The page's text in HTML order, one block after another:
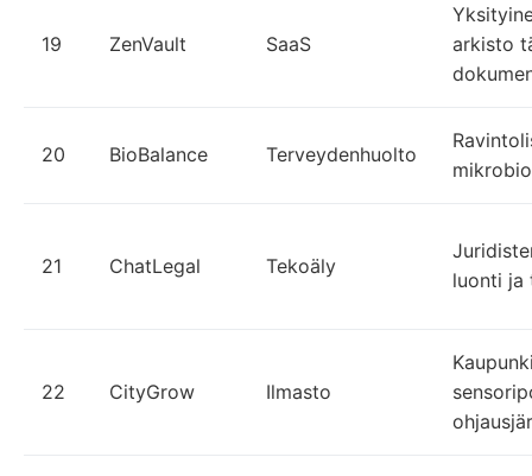
19 ZenVault SaaS
arkisto
20 BioBalance Terveydenhuolto
21 ChatLegal Tekoäly
luonti ja
22 CityGrow Ilmasto